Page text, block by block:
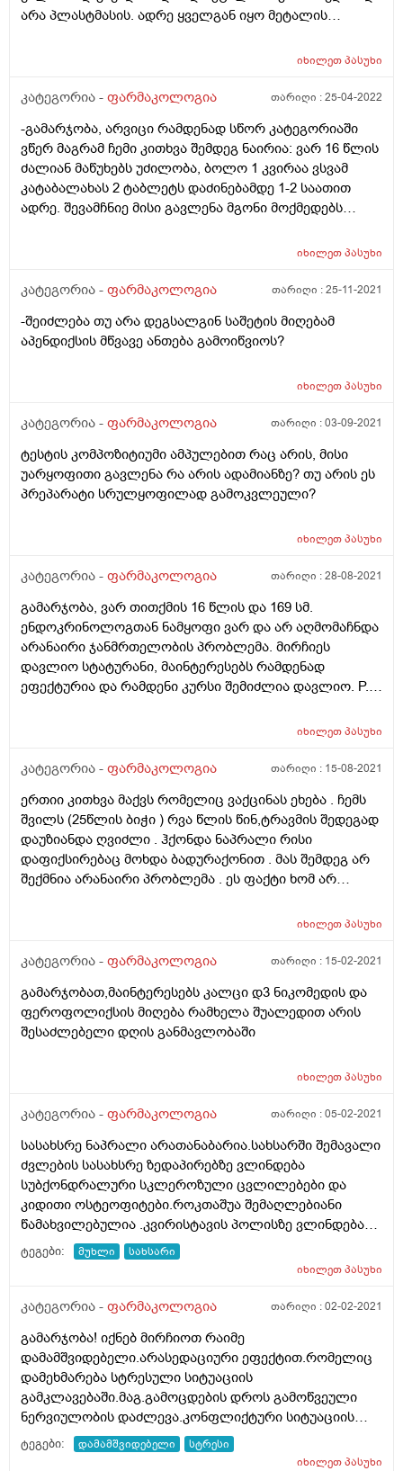
არა პლასტმასის. ადრე ყველგან იყო მეტალის
იხილეთპასუხი
კატეგორია - ფარმაკოლოგია თარიღი :25-04-2022
-გამარჯობა, არვიცი რამდენად სწორ კატეგორიაში
ვწერ მაგრამ ჩემი კითხვა შემდეგ ნაირია: ვარ 16 წლის
ძალიან მაწუხებს უძილობა, ბოლო 1 კვირაა ვსვამ
კატაბალახას 2 ტაბლეტს დაძინებამდე 1-2 საათით
ადრე. შევამჩნიე მისი გავლენა მგონი მოქმედებს
მოზარდისთვის ამ ტაბლეტების მიღება, აქვს თუ არა
მოზარდმა ძილის წინ? წარმოადგენს თუ არა მისი
იხილეთპასუხი
კატეგორია - ფარმაკოლოგია თარიღი :25-11-2021
-შეიძლება თუ არა დეგსალგინ საშეტის მიღებამ
აპენდიქსის მწვავე ანთება გამოიწვიოს?
იხილეთპასუხი
კატეგორია - ფარმაკოლოგია თარიღი :03-09-2021
ტესტის კომპოზიტიუმი ამპულებით რაც არის, მისი
უარყოფითი გავლენა რა არის ადამიანზე? თუ არის ეს
პრეპარატი სრულყოფილად გამოკვლეული?
იხილეთპასუხი
კატეგორია - ფარმაკოლოგია თარიღი :28-08-2021
გამარჯობა, ვარ თითქმის 16 წლის და 169 სმ.
ენდოკრინოლოგთან ნამყოფი ვარ და არ აღმომაჩნდა
არანაირი ჯანმრთელობის პრობლემა. მირჩიეს
დავლიო სტატურანი, მაინტერესებს რამდენად
ეფექტურია და რამდენი კურსი შემიძლია დავლიო. P.S
იხილეთპასუხი
კატეგორია - ფარმაკოლოგია თარიღი : 15-08-2021
ერთიი კითხვა მაქვს რომელიც ვაქცინას ეხება . ჩემს
შვილს (25წლის ბიჭი ) რვა წლის წინ,ტრავმის შედეგად
დაუზიანდა ღვიძლი . ჰქონდა ნაპრალი რისი
დაფიქსირებაც მოხდა ბადურაქონით . მას შემდეგ არ
შექმნია არანაირი პრობლემა . ეს ფაქტი ხომ არ
ზოგადად რამდენად იტვირთება ღვიძლი ამ ვაქცინის
იხილეთპასუხი
კატეგორია - ფარმაკოლოგია თარიღი : 15-02-2021
გამარჯობათ,მაინტერესებს კალცი დ3 ნიკომედის და
ფეროფოლიქსის მიღება რამხელა შუალედით არის
შესაძლებელი დღის განმავლობაში
იხილეთპასუხი
კატეგორია - ფარმაკოლოგია თარიღი :05-02-2021
სასახსრე ნაპრალი არათანაბარია.სახსარში შემავალი
ძვლების სასახსრე ზედაპირებზე ვლინდება
სუბქონდრალური სკლეროზული ცვლილებები და
კიდითი ოსტეოფიტები.როკთაშუა შემაღლებიანი
წამახვილებულია .კვირისტავის პოლისზე ვლინდება
წანაზარდები.მუხლის უკანა ფოსოში ,რბილი
ქსოვილში მცირე ზომის გაკირული უბანი .ძვლიანი
დიაგნოზი მკურნალობას თუ ოპერაცია ჩართვა
მადლობთ
ტეგები: მუხლი
სახსარი
იხილეთპასუხი
კატეგორია - ფარმაკოლოგია თარიღი :02-02-2021
გამარჯობა! იქნებ მირჩიოთ რაიმე
დამამშვიდებელი.არასედაციური ეფექტით.რომელიც
დამეხმარება სტრესული სიტუაციის
გამკლავებაში.მაგ.გამოცდების დროს გამოწვეული
ნერვიულობის დაძლევა.კონფლიქტური სიტუაციის
დროს. ვარ 23 წლის. რაიმე ერთჯერადი,მოცემული
მომენტისთვის ეფექტური და არა ხანგრძლივი
ტეგები: დამამშვიდებელი
სტრესი
იხილეთპასუხი